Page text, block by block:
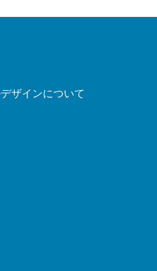
ザインについて